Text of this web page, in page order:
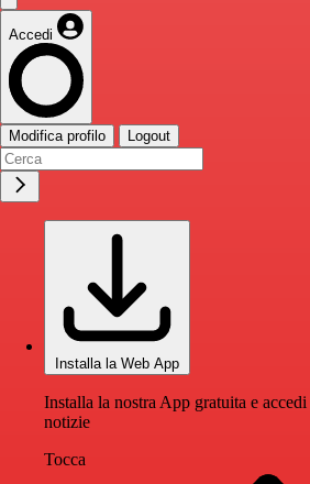
Accedi
Modifica profilo Logout
Installa la Web App
Installa la nostra App gratuita e
notizie
Tocca